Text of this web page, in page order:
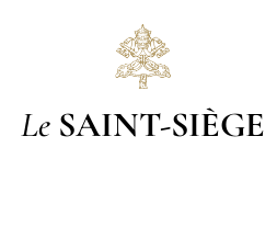
Le SAINT-SIÈGE